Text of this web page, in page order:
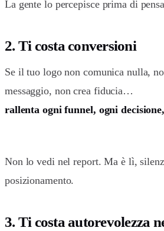
La gente lo percepisce prima di
2. Ti costa conversioni
Se il tuo logo non comunica nulla,
messaggio, non crea fiducia…
rallenta ogni funnel, ogni
Non lo vedi nel report. Ma è lì,
posizionamento.
3. Ti costa autorevolezza